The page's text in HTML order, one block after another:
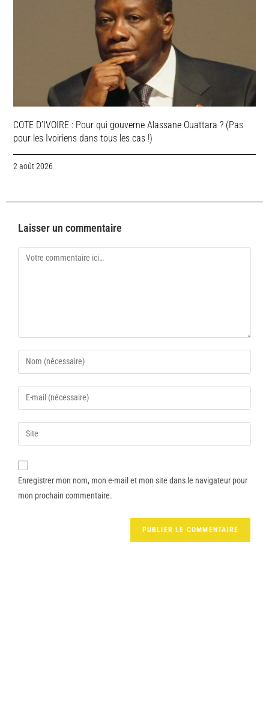
COTE D’IVOIRE : Pour qui gouverne Alassane Ouattara ? (Pas
pour les Ivoiriens dans tous les cas !)
2 août 2026
Laisser un commentaire
Enregistrer mon nom, mon e-mail et mon site dans le navigateur pour
mon prochain commentaire.